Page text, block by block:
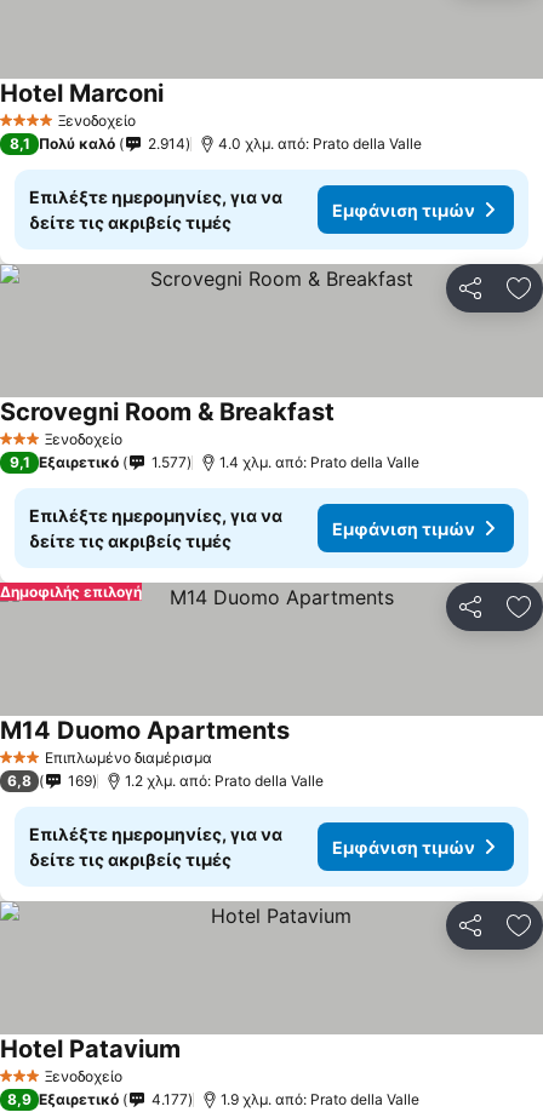
4 ΑστέριαΞενοδοχείο
Hotel Marconi
8,1 Πολύ καλό 2.914 4.0 χλμ. από: Prato della Valle
Επιλέξτε ημερομηνίες, για να
δείτε τις ακριβείς τιμές
Εμφάνιση τιμών
3 ΑστέριαΞενοδοχείο
Scrovegni Room & Breakfast
9,1 Εξαιρετικό 1.577 1.4 χλμ. από: Prato della Valle
Επιλέξτε ημερομηνίες, για να
δείτε τις ακριβείς τιμές
Εμφάνιση τιμών
Δημοφιλής επιλογή
3 ΑστέριαΕπιπλωμένο διαμέρισμα
M14 Duomo Apartments
6,8 169 1.2 χλμ. από: Prato della Valle
Επιλέξτε ημερομηνίες, για να
δείτε τις ακριβείς τιμές
Εμφάνιση τιμών
3 ΑστέριαΞενοδοχείο
Hotel Patavium
8,9 Εξαιρετικό 4.177 1.9 χλμ. από: Prato della Valle